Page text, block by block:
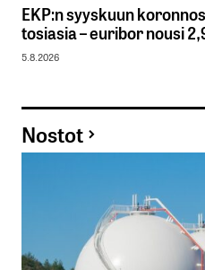
EKP:n syyskuun
tosiasia – euribor nousi
5.8.2026
Nostot